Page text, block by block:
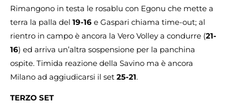
Rimangono in testa le rosablu con Egonu che mette a
terra la palla del 19-16 e Gaspari chiama time-out; al
rientro in campo è ancora la Vero Volley a condurre (21-
16) ed arriva un’altra sospensione per la panchina
ospite. Timida reazione della Savino ma è ancora
Milano ad aggiudicarsi il set 25-21.
TERZO SET